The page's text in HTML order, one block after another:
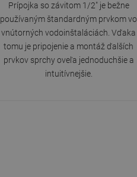
Prípojka so závitom 1/2" je bežne
používaným štandardným prvkom vo
vnútorných vodoinštaláciách. Vďaka
tomu je pripojenie a montáž ďalších
prvkov sprchy oveľa jednoduchšie a
intuitívnejšie.